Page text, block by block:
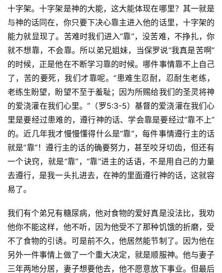
十字架。十字架是神的大能，这大能体现在哪里？其一就是
与神的话同在，你只要下决心靠主进入他的话里，十字架的
能力就显现了。苦难时我们进入“靠”，没苦难，不挣扎，你
就不想靠，不会靠。所以弟兄姐妹，当保罗说“我真是苦啊”
的时候，正是他在不断学习靠的时候。哪件事情靠不上自己
了，苦的要死，我们才靠呢。“患难生忍耐，忍耐生老练，
老练生盼望，盼望不至于羞耻；因为所赐给我们的圣灵将神
的爱浇灌在我们心里。”（罗5:3-5）基督的爱浇灌在我们心
里是要经过患难的，遵行神的话、学会靠是要经过“靠不上”
的。近几年我才慢慢懂得什么是“靠”，每件事情遵行主的话
就是“靠”！遵行主的话的确要努力，甚至咬牙切齿，但还有
一个诀窍，就是“靠”，“靠”进主的话语，不是用自己的力量
去遵行，是我一头扎进去，在神的里面遵行神的话，这就容
易了。
我们有个弟兄有糖尿病，他对食物的爱好真是没法比，我劝
他你不能这样，他不听，因为他受不了那种饥饿的折磨，受
不了食物的引诱。可是前不久，他居然能节制了。因为他在
另外一件事情上做了一个重大决定，就是顺服神。他与妻子
三年两地分居，妻子想要他去，他不愿意放下事业。但最后